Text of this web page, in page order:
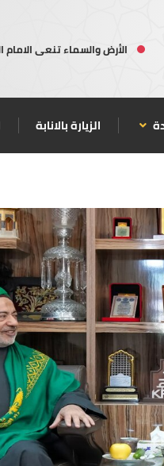
الأرض والسماء تنعى
الزيارة بالانابة